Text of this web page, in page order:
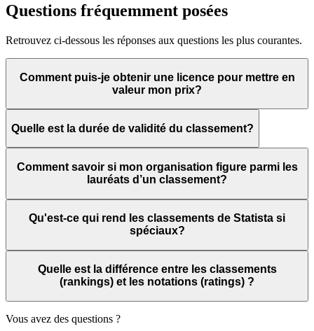
Questions fréquemment posées
Retrouvez ci-dessous les réponses aux questions les plus courantes.
Comment puis-je obtenir une licence pour mettre en
valeur mon prix?
Quelle est la durée de validité du classement?
Comment savoir si mon organisation figure parmi les
lauréats d’un classement?
Qu'est-ce qui rend les classements de Statista si
spéciaux?
Quelle est la différence entre les classements
(rankings) et les notations (ratings) ?
Vous avez des questions ?